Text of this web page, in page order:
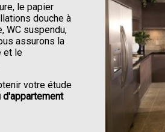
le papier
douche à
WC suspendu,
assurons la
et le
votre étude